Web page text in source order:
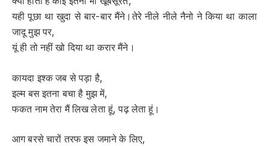
यही पूछा था खुदा से बार-बार मैंने।तेरे नीले नीले नैनो ने किया था काला
जादू मुझ पर,
यूं ही तो नहीं खो दिया था करार मैंने।
कायदा इश्क जब से पड़ा है,
इल्म बस इतना बचा है मुझ में,
फकत नाम तेरा मैं लिख लेता हूं, पढ़ लेता हूं।
आग बरसे चारों तरफ इस जमाने के लिए,